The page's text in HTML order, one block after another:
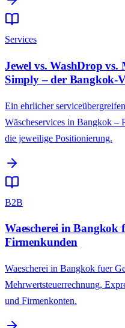
Services
Jewel vs. WashDrop
Simply – der Bangkok-
Ein ehrlicher
Wäscheservices in Bangkok –
die jeweilige Positionierung.
B2B
Waescherei in Bangkok
Firmenkunden
Waescherei in Bangkok fuer
Mehrwertsteuerrechnung,
und Firmenkonten.